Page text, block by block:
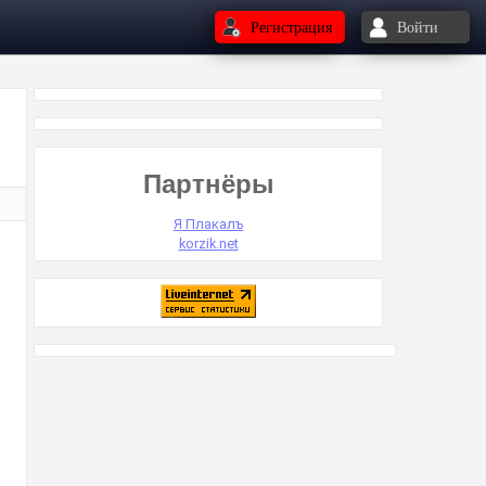
Регистрация Войти
Партнёры
Я Плакалъ
korzik.net